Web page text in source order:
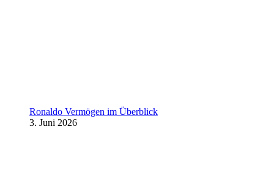
Ronaldo Vermögen im Überblick
3. Juni 2026